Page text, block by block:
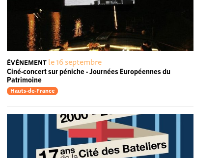
ÉVÉNEMENT le 16 septembre
Ciné-concert sur péniche - Journées Européennes du
Patrimoine
Hauts-de-France